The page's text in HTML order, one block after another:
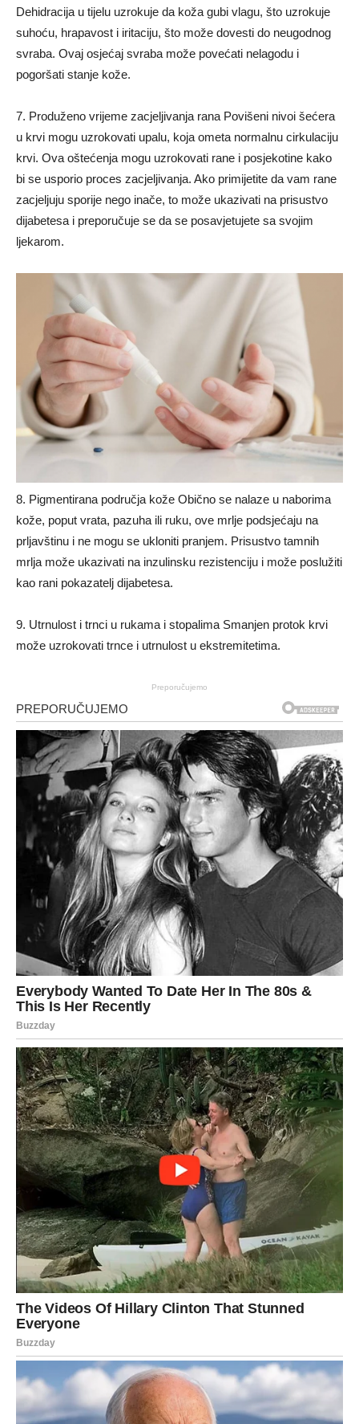
Dehidracija u tijelu uzrokuje da koža gubi vlagu, što uzrokuje
suhoću, hrapavost i iritaciju, što može dovesti do neugodnog
svraba. Ovaj osjećaj svraba može povećati nelagodu i
pogoršati stanje kože.
7. Produženo vrijeme zacjeljivanja rana Povišeni nivoi šećera
u krvi mogu uzrokovati upalu, koja ometa normalnu cirkulaciju
krvi. Ova oštećenja mogu uzrokovati rane i posjekotine kako
bi se usporio proces zacjeljivanja. Ako primijetite da vam rane
zacjeljuju sporije nego inače, to može ukazivati ​​na prisustvo
dijabetesa i preporučuje se da se posavjetujete sa svojim
ljekarom.
8. Pigmentirana područja kože Obično se nalaze u naborima
kože, poput vrata, pazuha ili ruku, ove mrlje podsjećaju na
prljavštinu i ne mogu se ukloniti pranjem. Prisustvo tamnih
mrlja može ukazivati ​​na inzulinsku rezistenciju i može poslužiti
kao rani pokazatelj dijabetesa.
9. Utrnulost i trnci u rukama i stopalima Smanjen protok krvi
može uzrokovati trnce i utrnulost u ekstremitetima.
Preporučujemo